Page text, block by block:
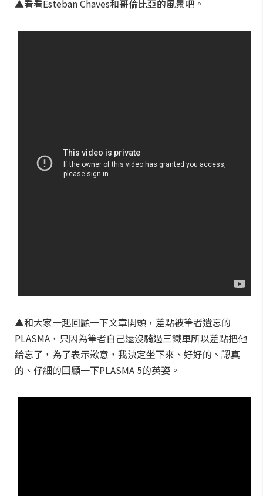
▲看看Esteban Chaves和哥倫比亞的風景吧。
▲和大家一起回顧一下文章開頭，差點被筆者遺忘的
PLASMA，只因為筆者自己還沒騎過三鐵車所以差點把他
給忘了，為了表示歉意，我決定坐下來、好好的、認真
的、仔細的回顧一下PLASMA 5的英姿。